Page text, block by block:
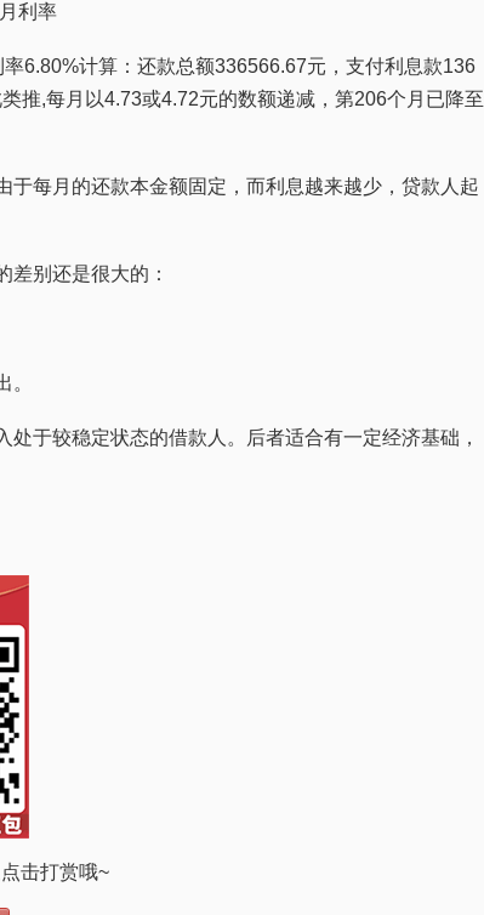
利率
6.80%计算：还款总额336566.67元，支付利息款136
推,每月以4.73或4.72元的数额递减，第206个月已降至
每月的还款本金额固定，而利息越来越少，贷款人起
别还是很大的：
于较稳定状态的借款人。后者适合有一定经济基础，
击打赏哦~